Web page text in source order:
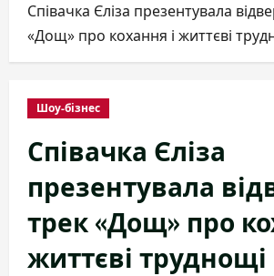
Співачка Єліза презентувала
«Дощ» про кохання і життєві
Шоу-бізнес
Співачка Єліза
презентувала
трек «Дощ» про
життєві труднощі